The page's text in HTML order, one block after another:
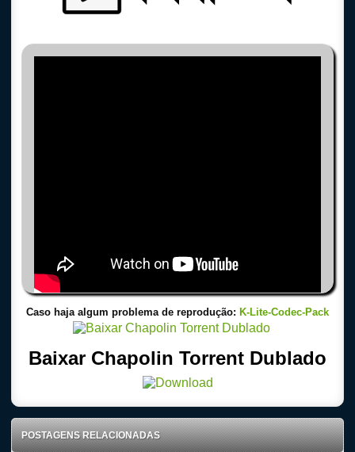
Caso haja algum problema de reprodução: K-Lite-Codec-Pack
Baixar Chapolin Torrent Dublado
POSTAGENS RELACIONADAS